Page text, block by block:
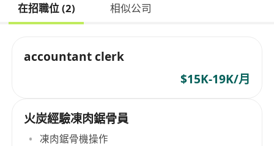
在招職位 (2) 相似公司
accountant clerk
$15K-19K/月
火炭經驗凍肉鋸骨員
凍肉鋸骨機操作